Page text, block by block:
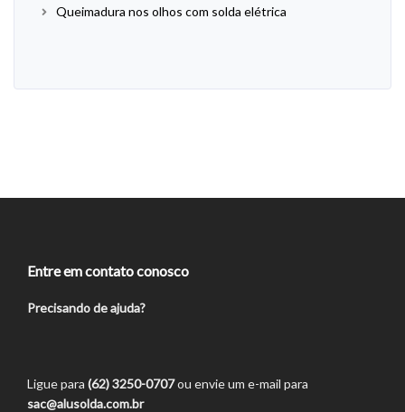
Queimadura nos olhos com solda elétrica
Entre em contato conosco
Precisando de ajuda?
Ligue para (62) 3250-0707ou envie um e-mail para
sac@alusolda.com.br